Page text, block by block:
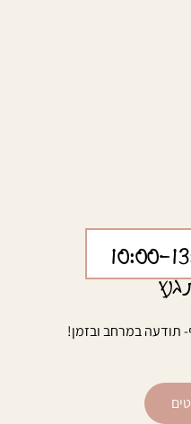
גנץ
תודעה במרחב ובזמן!